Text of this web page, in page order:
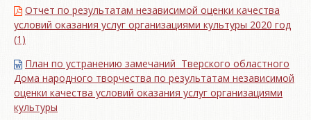
Отчет по результатам независимой оценки качества
условий оказания услуг организациями культуры 2020 год
(1)
План по устранению замечаний Тверского областного
Дома народного творчества по результатам независимой
оценки качества условий оказания услуг организациями
культуры